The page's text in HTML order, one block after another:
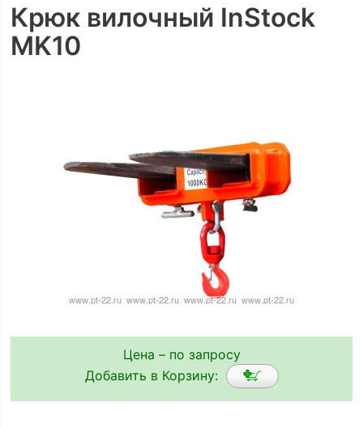
Крюк вилочный InStock
MK10
Цена – по запросу
Добавить в Корзину: